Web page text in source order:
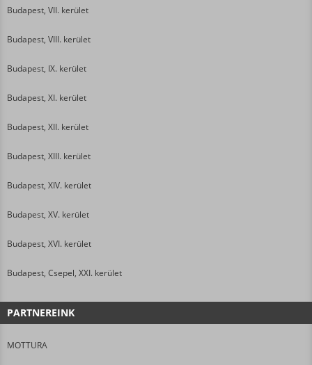
Budapest, VII. kerület
Budapest, VIII. kerület
Budapest, IX. kerület
Budapest, XI. kerület
Budapest, XII. kerület
Budapest, XIII. kerület
Budapest, XIV. kerület
Budapest, XV. kerület
Budapest, XVI. kerület
Budapest, Csepel, XXI. kerület
PARTNEREINK
MOTTURA